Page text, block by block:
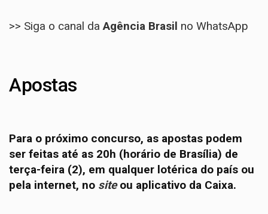
>> Siga o canal daAgência Brasil no WhatsApp
Apostas
Para o próximo concurso, as apostas podem
ser feitas até as 20h (horário de Brasília) de
terça-feira (2), em qualquer lotérica do país ou
pela internet, no siteou aplicativo da Caixa.